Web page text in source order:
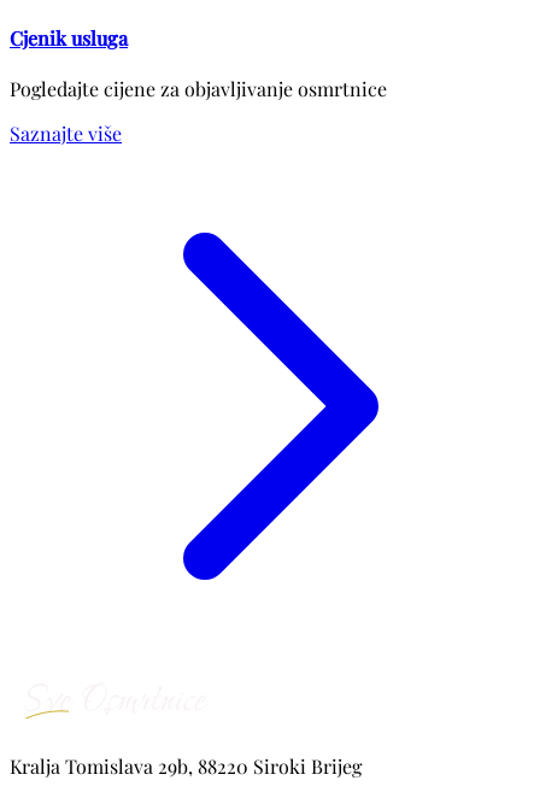
Cjenik usluga
Pogledajte cijene za objavljivanje osmrtnice
Saznajte više
Kralja Tomislava 29b, 88220 Siroki Brijeg